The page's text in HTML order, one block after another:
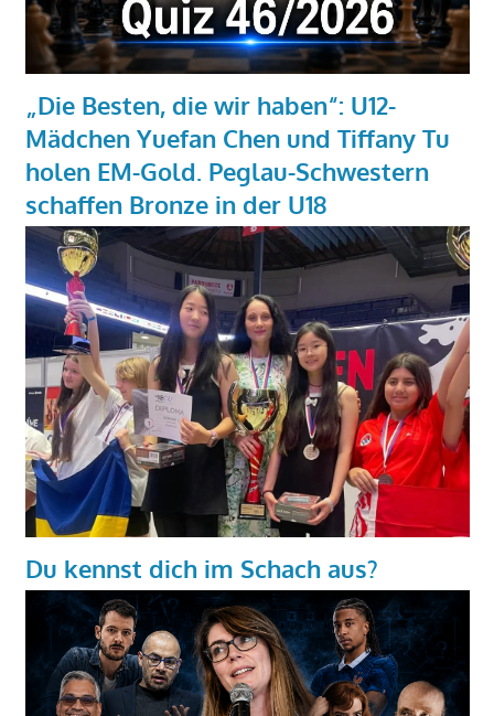
„Die Besten, die wir haben“: U12-
Mädchen Yuefan Chen und Tiffany Tu
holen EM-Gold. Peglau-Schwestern
schaffen Bronze in der U18
Du kennst dich im Schach aus?